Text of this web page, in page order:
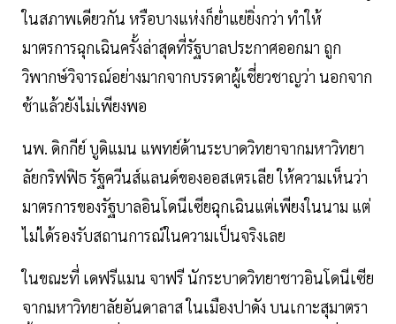
ในสภาพเดียวกัน หรือบางแห่งก็ย่ำแย่ยิ่งกว่า ทำให้
มาตรการฉุกเฉินครั้งล่าสุดที่รัฐบาลประกาศออกมา ถูก
วิพากษ์วิจารณ์อย่างมากจากบรรดาผู้เชี่ยวชาญว่า นอกจาก
ช้าแล้วยังไม่เพียงพอ
นพ. ดิกกีย์ บูดิแมน แพทย์ด้านระบาดวิทยาจากมหาวิทยา
ลัยกริฟฟิธ รัฐควีนส์แลนด์ของออสเตรเลีย ให้ความเห็นว่า
มาตรการของรัฐบาลอินโดนีเซียฉุกเฉินแต่เพียงในนาม แต่
ไม่ได้รองรับสถานการณ์ในความเป็นจริงเลย
ในขณะที่ เดฟรีแมน จาฟรี นักระบาดวิทยาชาวอินโดนีเซีย
จากมหาวิทยาลัยอันดาลาส ในเมืองปาดัง บนเกาะสุมาตรา